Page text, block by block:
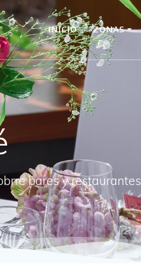
INICIO ZONAS
bares y restaurantes